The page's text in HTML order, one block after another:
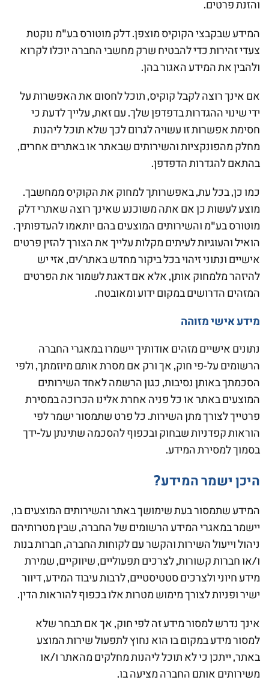
והזנת פרטים.
המידע שבקבצי הקוקיס מוצפן. דלק מוטורס בע"מ נוקטת
צעדי זהירות כדי להבטיח שרק מחשבי החברה יוכלו לקרוא
ולהבין את המידע האגור בהן.
אם אינך רוצה לקבל קוקיס, תוכל לחסום את האפשרות על
ידי שינוי ההגדרות בדפדפן שלך. עם זאת, עלייך לדעת כי
חסימת אפשרות זו עשויה לגרום לכך שלא תוכל ליהנות
מחלק מהפונקציות והשירותים שבאתר או באתרים אחרים,
בהתאם להגדרות הדפדפן.
כמו כן, בכל עת, באפשרותך למחוק את הקוקיס ממחשבך.
מוצע לעשות כן אם אתה משוכנע שאינך רוצה שאתרי דלק
מוטורס בע"מ והשירותים המוצעים בהם יותאמו להעדפותיך.
הואיל והעוגיות לעיתים מקלות עלייך את הצורך להזין פרטים
אישיים ונתוני זיהוי בכל ביקור מחדש באתר/ים, אזי יש
להיזהר מלמחוק אותן, אלא אם דאגת לשמור את הפרטים
המזהים הדרושים במקום ידוע ומאובטח.
מידע אישי מזוהה
נתונים אישיים מזהים אודותיך יישמרו במאגרי החברה
הרשומים על-פי חוק, אך ורק אם מסרת אותם מיוזמתך, ולפי
הסכמתך באותן נסיבות, כגון הרשמה לאחד השירותים
המוצעים באתר או כל פניה אחרת אלינו הכרוכה במסירת
פרטייך לצורך מתן השירות. כל פרט שתמסור ישמר לפי
הוראות קפדניות שבחוק ובכפוף להסכמה שתינתן על-ידך
בסמוך למסירת המידע.
היכן ישמר המידע?
המידע שתמסור בעת שימושך באתר והשירותים המוצעים בו,
יישמר במאגרי המידע הרשומים של החברה, שבין מטרותיהם
ניהול וייעול השירות והקשר עם לקוחות החברה, חברות בנות
ו/או חברות קשורות, לצרכים תפעוליים, שיווקיים, שמירת
מידע חיוני ולצרכים סטטיסטיים, לרבות עיבוד המידע, דיוור
ישיר ופניות לצורך מימוש מטרות אלו בכפוף להוראות הדין.
אינך נדרש למסור מידע זה לפי חוק, אך אם תבחר שלא
למסור מידע במקום בו הוא נחוץ לתפעול שירות המוצע
באתר, ייתכן כי לא תוכל ליהנות מחלקים מהאתר ו/או
משירותים אותם החברה מציעה בו.